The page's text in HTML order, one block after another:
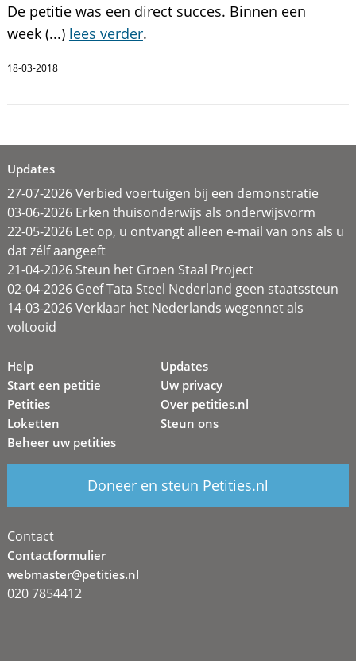
De petitie was een direct succes. Binnen een
week (...) lees verder.
18-03-2018
Updates
27-07-2026 Verbied voertuigen bij een demonstratie
03-06-2026 Erken thuisonderwijs als onderwijsvorm
22-05-2026 Let op, u ontvangt alleen e-mail van ons als u
dat zélf aangeeft
21-04-2026 Steun het Groen Staal Project
02-04-2026 Geef Tata Steel Nederland geen staatssteun
14-03-2026 Verklaar het Nederlands wegennet als
voltooid
Help
Start een petitie
Petities
Loketten
Beheer uw petities
Updates
Uw privacy
Over petities.nl
Steun ons
Doneer en steun Petities.nl
Contact
Contactformulier
webmaster@petities.nl
020 7854412